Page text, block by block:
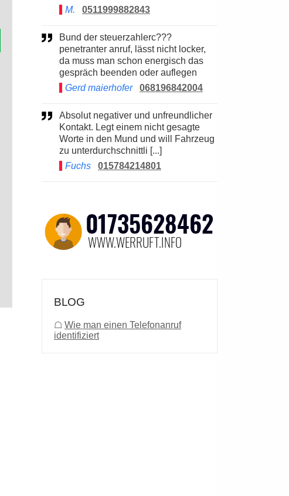
M.
0511999882843
Bund der steuerzahlerc???
penetranter anruf, lässt nicht locker,
da muss man schon energisch das
gespräch beenden oder auflegen
Gerd maierhofer
068196842004
Absolut negativer und unfreundlicher
Kontakt. Legt einem nicht gesagte
Worte in den Mund und will Fahrzeug
zu unterdurchschnittli [...]
Fuchs
015784214801
BLOG
☖ Wie man einen Telefonanruf
identifiziert